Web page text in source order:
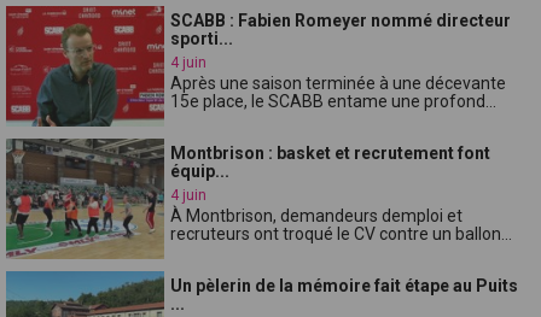
SCABB : Fabien Romeyer nommé directeur
sporti...
4 juin
Après une saison terminée à une décevante
15e place, le SCABB entame une profond...
Montbrison : basket et recrutement font
équip...
4 juin
À Montbrison, demandeurs demploi et
recruteurs ont troqué le CV contre un ballon...
Un pèlerin de la mémoire fait étape au Puits
...